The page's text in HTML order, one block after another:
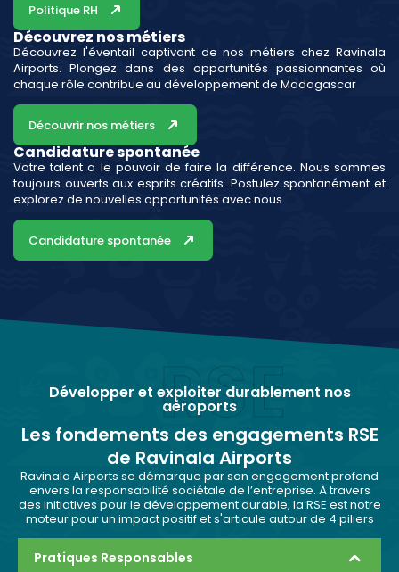
Politique RH
Découvrez nos métiers
Découvrez l'éventail captivant de nos métiers chez Ravinala
Airports. Plongez dans des opportunités passionnantes où
chaque rôle contribue au développement de Madagascar
Découvrir nos métiers
Candidature spontanée
Votre talent a le pouvoir de faire la différence. Nous sommes
toujours ouverts aux esprits créatifs. Postulez spontanément et
explorez de nouvelles opportunités avec nous.
Candidature spontanée
Développer et exploiter durablement nos
aéroports
RSE
Les fondements des engagements RSE
de Ravinala Airports
Ravinala Airports se démarque par son engagement profond
envers la responsabilité sociétale de l’entreprise. À travers
des initiatives pour le développement durable, la RSE est notre
moteur pour un impact positif et s'articule autour de 4 piliers
Pratiques Responsables